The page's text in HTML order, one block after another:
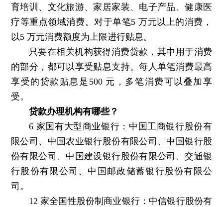
育培训、文化旅游、家居家装、电子产品、健康医
疗等重点领域消费。对于单笔5 万元以上的消费，
以5 万元消费额度为上限进行贴息。
只要在相关机构获得消费贷款，其中用于消费
的部分，都可以享受贴息支持。每人单笔消费最高
享受的贷款贴息是500 元，多笔消费可以叠加享
受。
贷款办理机构有哪些？
6 家国有大型商业银行：中国工商银行股份有
限公司、中国农业银行股份有限公司、中国银行股
份有限公司、中国建设银行股份有限公司、交通银
行股份有限公司、中国邮政储蓄银行股份有限公
司。
12 家全国性股份制商业银行：中信银行股份有